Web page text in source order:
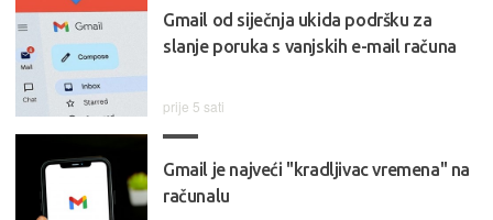
Gmail od siječnja ukida podršku za
slanje poruka s vanjskih e-mail računa
prije 5 sati
Gmail je najveći "kradljivac vremena" na
računalu